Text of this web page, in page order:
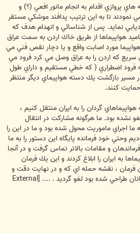
پروازي اقدام به انجام مانور افعي (؟) و
تا به اين ترتيب پدافند موشكي مستقر
نمايد. پس از شناسائي و انهدام هدف كه
انجاميد هواپيماها از طريق خاك اردن به سمت عراق
مورد اصابت واقع و يا دچار نقص فني مي
سريع كه اردن را به عراق وصل مي كرد فرود مي
فرود اضطراري ( كه خطي مستقيم و داراي طول
مسير بازگشت يك دسته هواپيماي ديگر منتظر
حمايت كنند.
گردان را به ايران منتقل كنيم ،
نشده بود. ما هرگونه مشاركت در انتقال
ما اجراي ماموريت محول شده بود و ما در اين را
وحتي خود فرمانده پايگاه اين دستور را به ما
و مقامات بالاتر تماس گرفت و در آنجا
به ايران را ابلاغ كردند و اين يك فرمان
فرمان ، نقشه حمله اي كه و در نهايت دقت و
طراحي شده بود لغو گرديد . .... [External